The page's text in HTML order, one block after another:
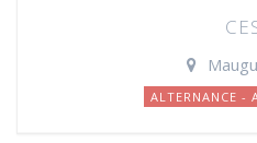
ALTERNANCE -